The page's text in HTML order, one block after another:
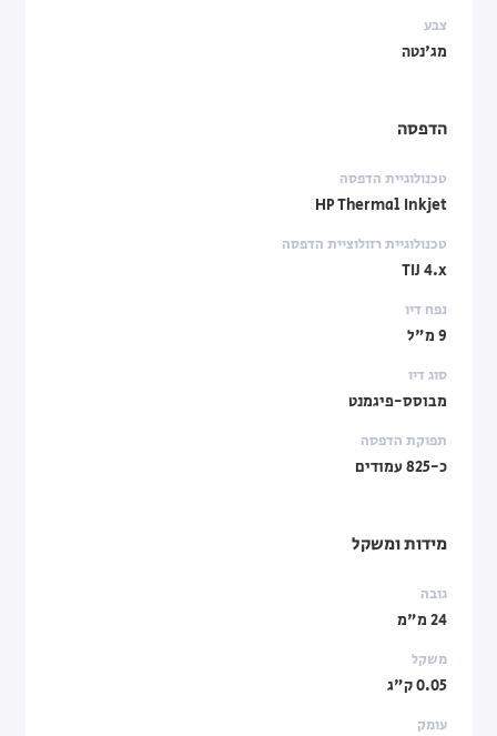
צבע
מג'נטה
הדפסה
טכנולוגיית הדפסה
HP Thermal Inkjet
טכנולוגיית רזולוציית הדפסה
TIJ 4.x
נפח דיו
9 מ"ל
סוג דיו
מבוסס-פיגמנט
תפוקת הדפסה
כ-825 עמודים
מידות ומשקל
גובה
24 מ"מ
משקל
0.05 ק"ג
עומק